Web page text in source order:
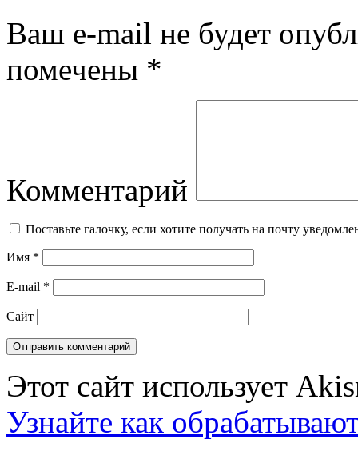
Ваш e-mail не будет
помечены *
Комментарий
Поставьте галочку, если хотите получать на почту
Имя *
E-mail *
Сайт
Этот сайт использует
Узнайте как